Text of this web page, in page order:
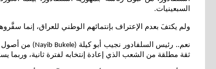
السبعينيات.
ولم يكتفَ بعدم الإعتراف بإنتمائهم الوطني للعراق، إنما
نعم.. رئيس السلفادور نجيب أبو كيلة (Nayib Bukele)
ثقة مطلقة من الشعب الذي إعادة إنتخابه لفترة ثانية، وربما